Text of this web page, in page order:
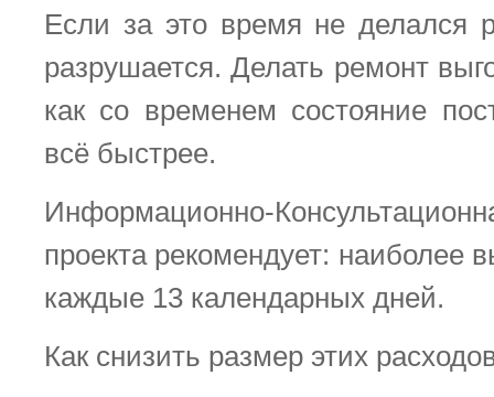
Если за это время не делался
разрушается. Делать ремонт
как со временем состояние
всё быстрее.
Информационно-
проекта рекомендует: наиболее
каждые 13 календарных дней.
Как снизить размер этих